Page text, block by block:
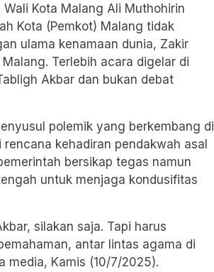
Wali Kota Malang Ali Muthohirin
Kota (Pemkot) Malang tidak
ulama kenamaan dunia, Zakir
Terlebih acara digelar di
Akbar dan bukan debat
polemik yang berkembang di
kehadiran pendakwah asal
bersikap tegas namun
untuk menjaga kondusifitas
silakan saja. Tapi harus
antar lintas agama di
media, Kamis (10/7/2025).